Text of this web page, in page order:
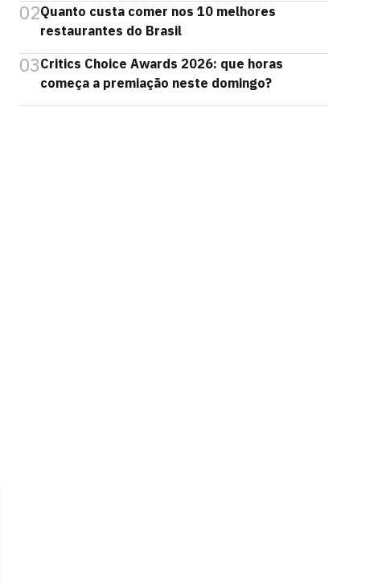
02Quanto custa comer nos 10 melhores
restaurantes do Brasil
03Critics Choice Awards 2026: que horas
começa a premiação neste domingo?